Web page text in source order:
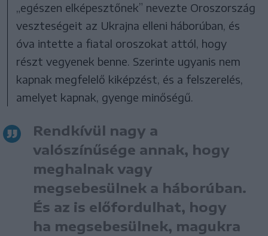
„egészen elképesztőnek” nevezte Oroszország
veszteségeit az Ukrajna elleni háborúban, és
óva intette a fiatal oroszokat attól, hogy
részt vegyenek benne. Szerinte ugyanis nem
kapnak megfelelő kiképzést, és a felszerelés,
amelyet kapnak, gyenge minőségű.
Rendkívül nagy a
valószínűsége annak, hogy
meghalnak vagy
megsebesülnek a háborúban.
És az is előfordulhat, hogy
ha megsebesülnek, magukra